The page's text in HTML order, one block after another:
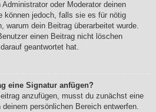
oder Moderator deinen
können jedoch, falls sie es für nötig
warum dein Beitrag überarbeitet wurde.
einen Beitrag nicht löschen
geantwortet hat.
eine Signatur anfügen?
anzufügen, musst du zunächst eine
persönlichen Bereich entwerfen.